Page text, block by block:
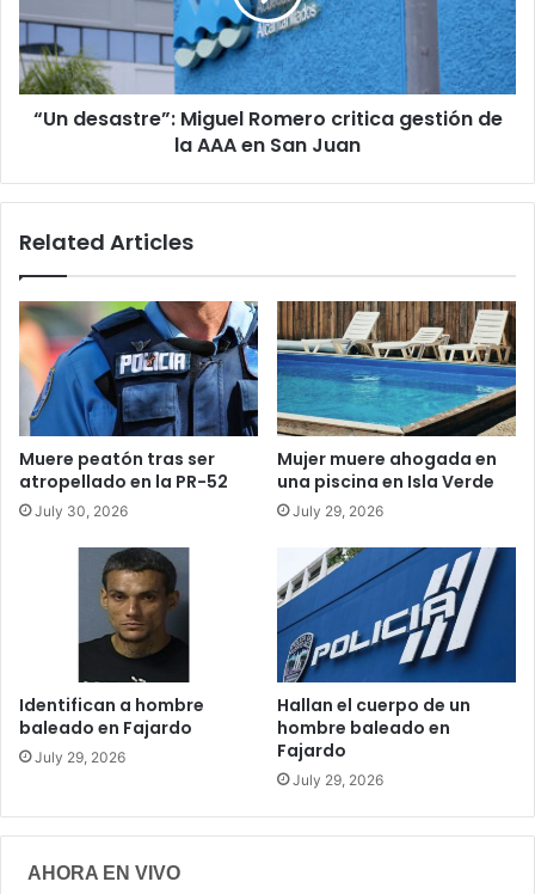
gestión
de
la
AAA
en“Un desastre”: Miguel Romero critica gestión de
la AAA en San Juan
Related Articles
Muere peatón tras ser
atropellado en la PR-52
July 30, 2026
Mujer muere ahogada en
una piscina en Isla Verde
July 29, 2026
Identifican a hombre
baleado en Fajardo
July 29, 2026
Hallan el cuerpo de un
hombre baleado en
Fajardo
July 29, 2026
AHORA EN VIVO